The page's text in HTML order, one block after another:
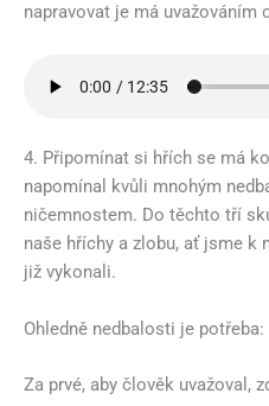
napravovat je má uvažováním
4. Připomínat si hřích se má
napomínal kvůli mnohým
ničemnostem. Do těchto tří
naše hříchy a zlobu, ať jsme k
již vykonali.
Ohledně nedbalosti je potřeba:
Za prvé, aby člověk uvažoval,